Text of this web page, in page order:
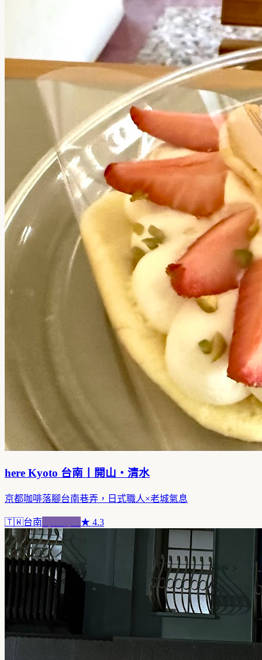
here Kyoto 台南丨開山・清水
京都咖啡落腳台南巷弄，日式職人×老城氣息
🇹🇼台南 ★ 4.3